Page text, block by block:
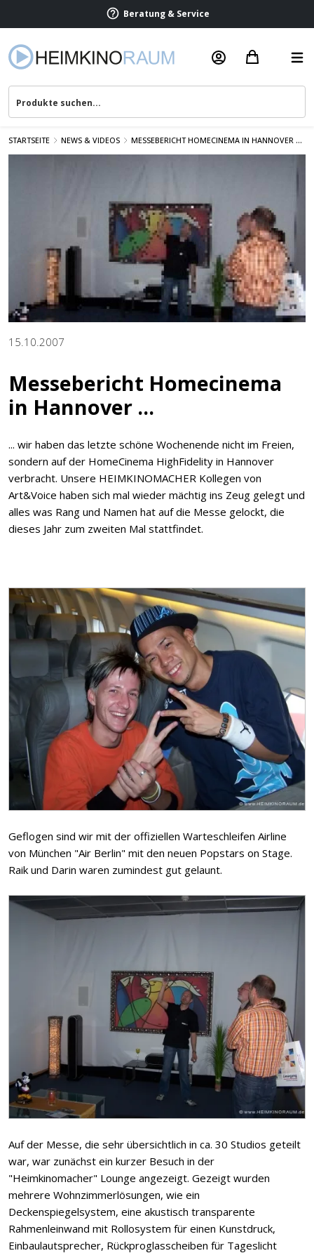
Termin vereinbaren
STARTSEITE NEWS & VIDEOS MESSEBERICHT HOMECINEMA IN HANNOVER ...
15.10.2007
Messebericht Homecinema
in Hannover ...
... wir haben das letzte schöne Wochenende nicht im Freien,
sondern auf der HomeCinema HighFidelity in Hannover
verbracht. Unsere HEIMKINOMACHER Kollegen von
Art&Voice haben sich mal wieder mächtig ins Zeug gelegt und
alles was Rang und Namen hat auf die Messe gelockt, die
dieses Jahr zum zweiten Mal stattfindet.
Geflogen sind wir mit der offiziellen Warteschleifen Airline
von München "Air Berlin" mit den neuen Popstars on Stage.
Raik und Darin waren zumindest gut gelaunt.
Auf der Messe, die sehr übersichtlich in ca. 30 Studios geteilt
war, war zunächst ein kurzer Besuch in der
"Heimkinomacher" Lounge angezeigt. Gezeigt wurden
mehrere Wohnzimmerlösungen, wie ein
Deckenspiegelsystem, eine akustisch transparente
Rahmenleinwand mit Rollosystem für einen Kunstdruck,
Einbaulautsprecher, Rückproglasscheiben für Tageslicht